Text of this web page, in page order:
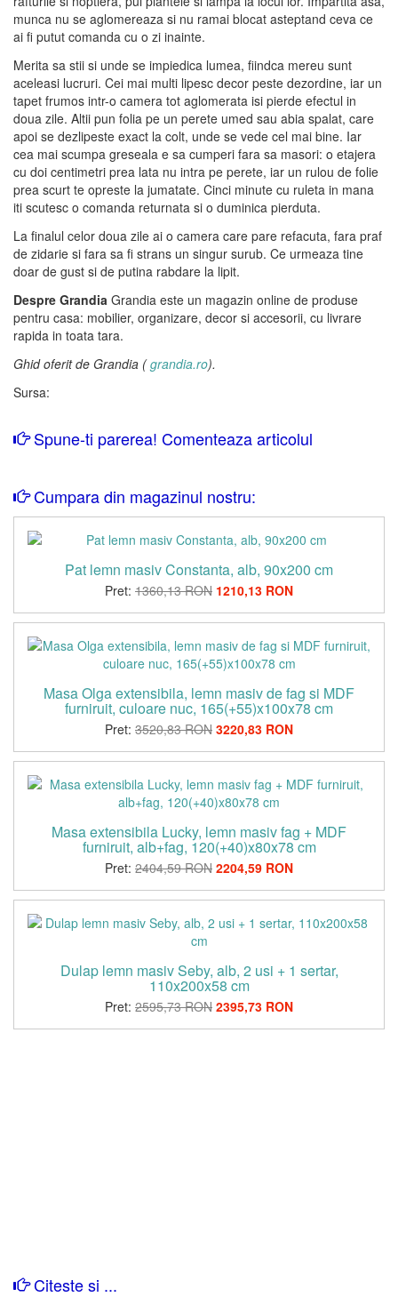
munca nu se aglomereaza si nu ramai blocat asteptand ceva ce
ai fi putut comanda cu o zi inainte.
Merita sa stii si unde se impiedica lumea, fiindca mereu sunt
aceleasi lucruri. Cei mai multi lipesc decor peste dezordine, iar un
tapet frumos intr-o camera tot aglomerata isi pierde efectul in
doua zile. Altii pun folia pe un perete umed sau abia spalat, care
apoi se dezlipeste exact la colt, unde se vede cel mai bine. Iar
cea mai scumpa greseala e sa cumperi fara sa masori: o etajera
cu doi centimetri prea lata nu intra pe perete, iar un rulou de folie
prea scurt te opreste la jumatate. Cinci minute cu ruleta in mana
iti scutesc o comanda returnata si o duminica pierduta.
La finalul celor doua zile ai o camera care pare refacuta, fara praf
de zidarie si fara sa fi strans un singur surub. Ce urmeaza tine
doar de gust si de putina rabdare la lipit.
Despre Grandia Grandia este un magazin online de produse
pentru casa: mobilier, organizare, decor si accesorii, cu livrare
rapida in toata tara.
Ghid oferit de Grandia (grandia.ro).
Sursa:
Spune-ti parerea! Comenteaza articolul
Cumpara din magazinul nostru:
Pat lemn masiv Constanta, alb, 90x200 cm
Pret: 1360,13 RON 1210,13 RON
Masa Olga extensibila, lemn masiv de fag si MDF
furniruit, culoare nuc, 165(+55)x100x78 cm
Pret: 3520,83 RON 3220,83 RON
Masa extensibila Lucky, lemn masiv fag + MDF
furniruit, alb+fag, 120(+40)x80x78 cm
Pret: 2404,59 RON 2204,59 RON
Dulap lemn masiv Seby, alb, 2 usi + 1 sertar,
110x200x58 cm
Pret: 2595,73 RON 2395,73 RON
Citeste si ...